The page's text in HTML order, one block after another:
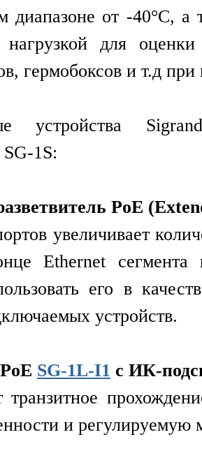
диапазоне от -40°C,
для оценки
гермобоксов и т.д
устройства
1S:
PoE
увеличивает
Ethernet сегмента
его в
устройств.
SG-1L-I1 с ИК-
транзитное
и регулируемую